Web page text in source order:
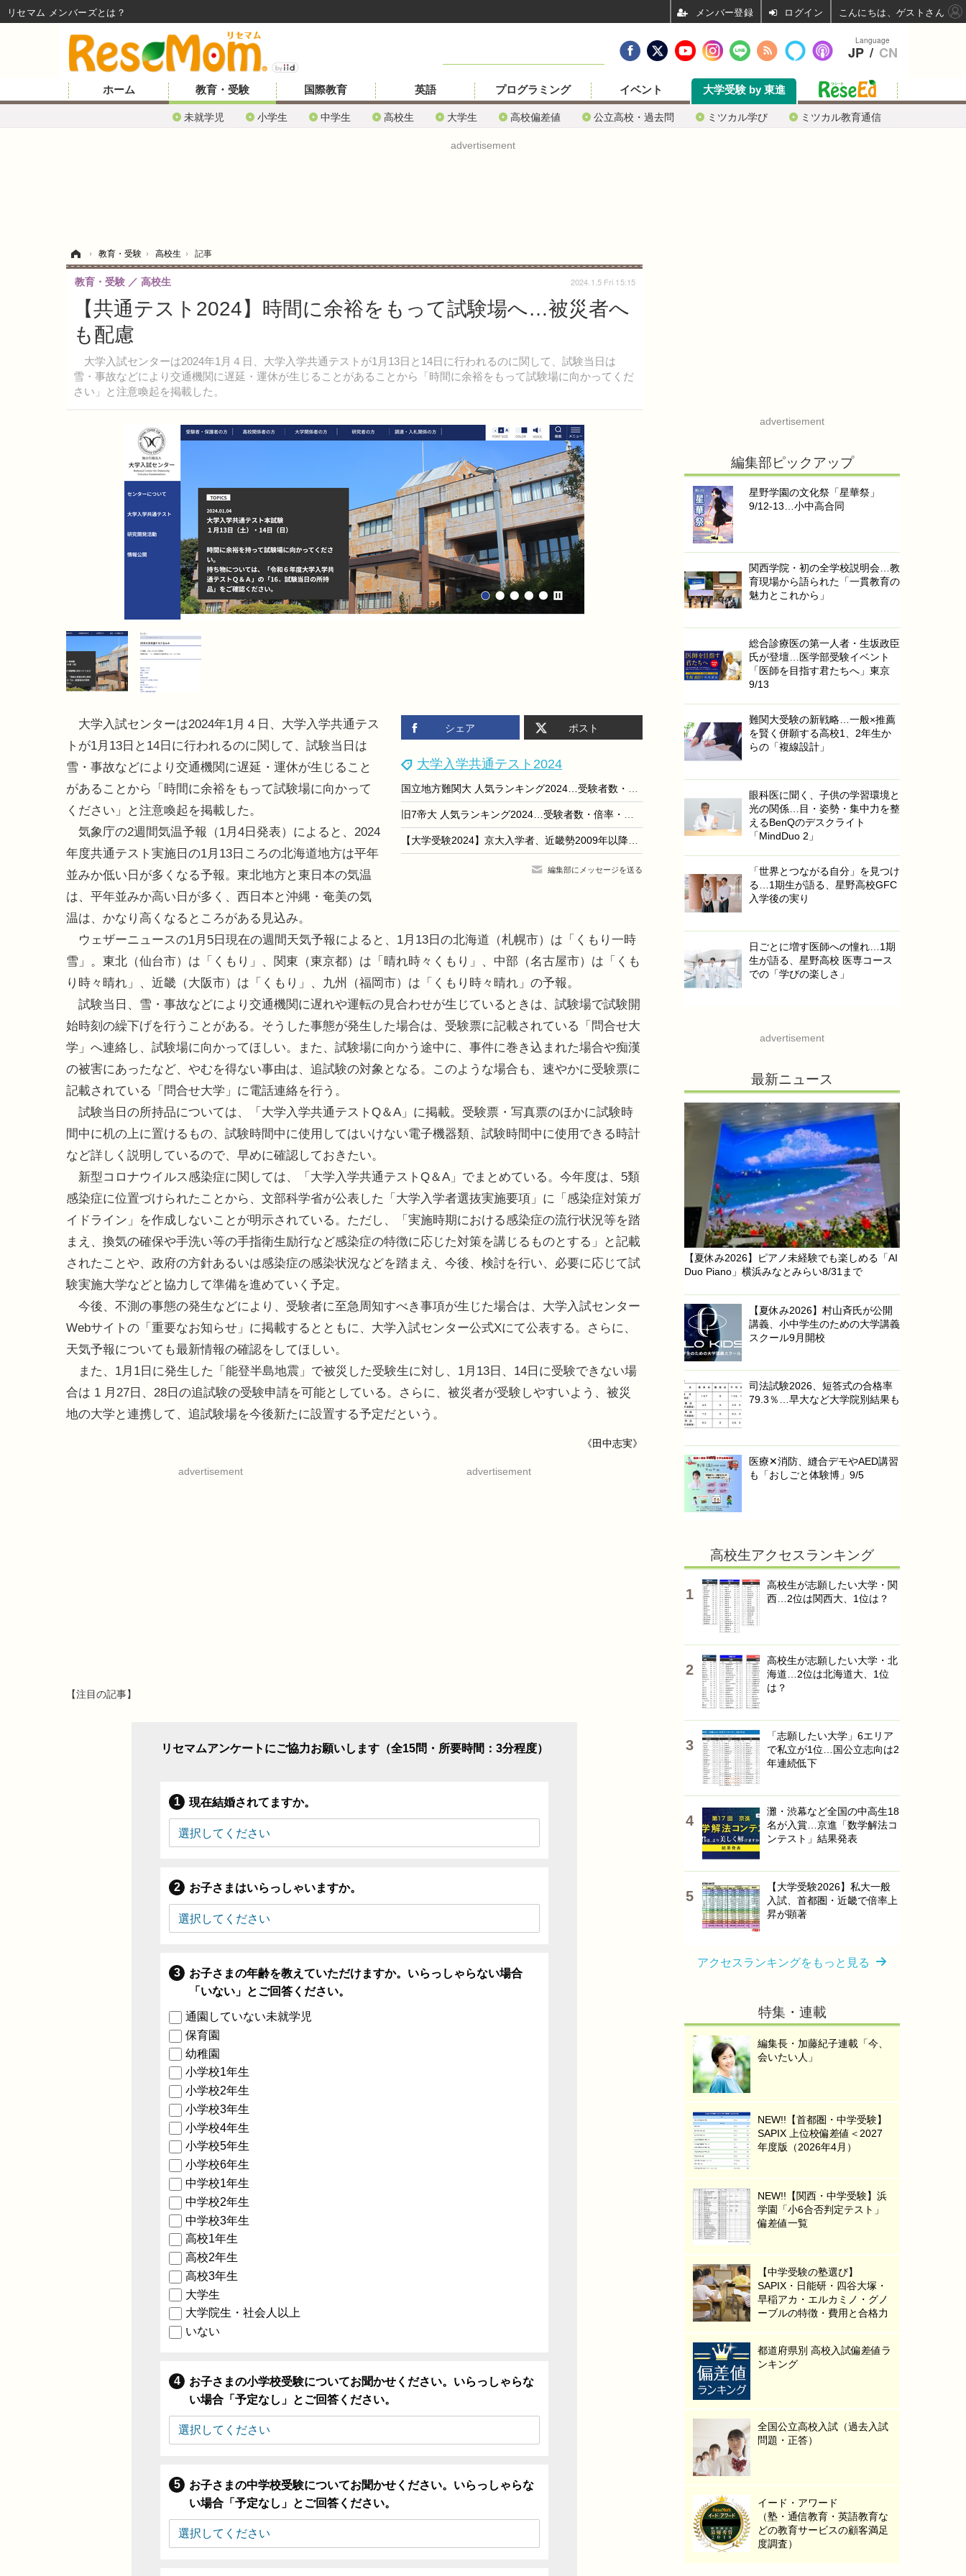
ホーム 教育・受験
未就学児 小学生 中学生 高校生 大学生 高校偏差値 公立高校・過去問 ミツカル学び ミツカル教育通信
国際教育 英語 プログラミング イベント 大学受験 by 東進
advertisement
› 教育・受験 › 高校生 › 記事
【共通テスト2024】時間に余裕をもって試験場へ…被災者へ
も配慮
大学入試センターは2024年1月４日、大学入学共通テストが1月13日と14日に行われるのに関して、試験当日は
雪・事故などにより交通機関に遅延・運休が生じることがあることから「時間に余裕をもって試験場に向かってくだ
さい」と注意喚起を掲載した。
教育・受験 高校生 2024.1.5 Fri 15:15
シェア ポスト
大学入学共通テスト2024
国立地方難関大 人気ランキング2024…受験者数・倍率・辞退率
旧7帝大 人気ランキング2024…受験者数・倍率・入学辞退率
【大学受験2024】京大入学者、近畿勢2009年以降の最低値に
編集部にメッセージを送る
大学入試センターは2024年1月４日、大学入学共通テス
トが1月13日と14日に行われるのに関して、試験当日は
雪・事故などにより交通機関に遅延・運休が生じること
があることから「時間に余裕をもって試験場に向かって
ください」と注意喚起を掲載した。
気象庁の2週間気温予報（1月4日発表）によると、2024
年度共通テスト実施日の1月13日ころの北海道地方は平年
並みか低い日が多くなる予報。東北地方と東日本の気温
は、平年並みか高い日が多く、西日本と沖縄・奄美の気
温は、かなり高くなるところがある見込み。
ウェザーニュースの1月5日現在の週間天気予報によると、1月13日の北海道（札幌市）は「くもり一時
雪」。東北（仙台市）は「くもり」、関東（東京都）は「晴れ時々くもり」、中部（名古屋市）は「くも
り時々晴れ」、近畿（大阪市）は「くもり」、九州（福岡市）は「くもり時々晴れ」の予報。
試験当日、雪・事故などにより交通機関に遅れや運転の見合わせが生じているときは、試験場で試験開
始時刻の繰下げを行うことがある。そうした事態が発生した場合は、受験票に記載されている「問合せ大
学」へ連絡し、試験場に向かってほしい。また、試験場に向かう途中に、事件に巻き込まれた場合や痴漢
の被害にあったなど、やむを得ない事由は、追試験の対象となる。このような場合も、速やかに受験票に
記載されている「問合せ大学」に電話連絡を行う。
試験当日の所持品については、「大学入学共通テストQ＆A」に掲載。受験票・写真票のほかに試験時
間中に机の上に置けるもの、試験時間中に使用してはいけない電子機器類、試験時間中に使用できる時計
など詳しく説明しているので、早めに確認しておきたい。
新型コロナウイルス感染症に関しては、「大学入学共通テストQ＆A」でまとめている。今年度は、5類
感染症に位置づけられたことから、文部科学省が公表した「大学入学者選抜実施要項」に「感染症対策ガ
イドライン」を作成しないことが明示されている。ただし、「実施時期における感染症の流行状況等を踏
まえ、換気の確保や手洗い等の手指衛生励行など感染症の特徴に応じた対策を講じるものとする」と記載
されたことや、政府の方針あるいは感染症の感染状況などを踏まえ、今後、検討を行い、必要に応じて試
験実施大学などと協力して準備を進めていく予定。
今後、不測の事態の発生などにより、受験者に至急周知すべき事項が生じた場合は、大学入試センター
Webサイトの「重要なお知らせ」に掲載するとともに、大学入試センター公式Xにて公表する。さらに、
天気予報についても最新情報の確認をしてほしい。
また、1月1日に発生した「能登半島地震」で被災した受験生に対し、1月13日、14日に受験できない場
合は 1 月27日、28日の追試験の受験申請を可能としている。さらに、被災者が受験しやすいよう、被災
地の大学と連携して、追試験場を今後新たに設置する予定だという。
《田中志実》
advertisement advertisement
【注目の記事】
リセマムアンケートにご協力お願いします（全15問・所要時間：3分程度）
現在結婚されてますか。
お子さまはいらっしゃいますか。
お子さまの年齢を教えていただけますか。いらっしゃらない場合
「いない」とご回答ください。
通園していない未就学児
保育園
幼稚園
小学校1年生
小学校2年生
小学校3年生
小学校4年生
小学校5年生
小学校6年生
中学校1年生
中学校2年生
中学校3年生
高校1年生
高校2年生
高校3年生
大学生
大学院生・社会人以上
いない
お子さまの小学校受験についてお聞かせください。いらっしゃらな
い場合「予定なし」とご回答ください。
お子さまの中学校受験についてお聞かせください。いらっしゃらな
い場合「予定なし」とご回答ください。
advertisement
編集部ピックアップ
星野学園の文化祭「星華祭」
9/12-13…小中高合同
関西学院・初の全学校説明会…教
育現場から語られた「一貫教育の
魅力とこれから」
総合診療医の第一人者・生坂政臣
氏が登壇…医学部受験イベント
「医師を目指す君たちへ」東京
9/13
難関大受験の新戦略…一般×推薦
を賢く併願する高校1、2年生か
らの「複線設計」
眼科医に聞く、子供の学習環境と
光の関係…目・姿勢・集中力を整
えるBenQのデスクライト
「MindDuo 2」
「世界とつながる自分」を見つけ
る…1期生が語る、星野高校GFC
入学後の実り
日ごとに増す医師への憧れ…1期
生が語る、星野高校 医専コース
での「学びの楽しさ」
advertisement
最新ニュース
【夏休み2026】ピアノ未経験でも楽しめる「AI
Duo Piano」横浜みなとみらい8/31まで
【夏休み2026】村山斉氏が公開
講義、小中学生のための大学講義
スクール9月開校
司法試験2026、短答式の合格率
79.3％…早大など大学院別結果も
医療✕消防、縫合デモやAED講習
も「おしごと体験博」9/5
高校生アクセスランキング
高校生が志願したい大学・関
西…2位は関西大、1位は？
高校生が志願したい大学・北
海道…2位は北海道大、1位
は？
「志願したい大学」6エリア
で私立が1位…国公立志向は2
年連続低下
灘・渋幕など全国の中高生18
名が入賞…京進「数学解法コ
ンテスト」結果発表
【大学受験2026】私大一般
入試、首都圏・近畿で倍率上
昇が顕著
アクセスランキングをもっと見る
特集・連載
編集長・加藤紀子連載「今、
会いたい人」
NEW!!【首都圏・中学受験】
SAPIX 上位校偏差値＜2027
年度版（2026年4月）
NEW!!【関西・中学受験】浜
学園「小6合否判定テスト」
偏差値一覧
【中学受験の塾選び】
SAPIX・日能研・四谷大塚・
早稲アカ・エルカミノ・グノ
ーブルの特徴・費用と合格力
都道府県別 高校入試偏差値ラ
ンキング
全国公立高校入試（過去入試
問題・正答）
イード・アワード
（塾・通信教育・英語教育な
どの教育サービスの顧客満足
度調査）
Language
JP / CN
リセマム メンバーズ ログイン こんにちは、ゲストさん